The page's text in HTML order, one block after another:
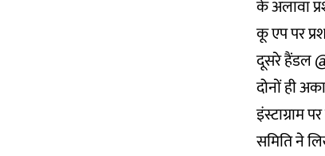
के अलावा
कू एप पर
दूसरे हैंडल
दोनों ही
इंस्टाग्राम
समिति ने